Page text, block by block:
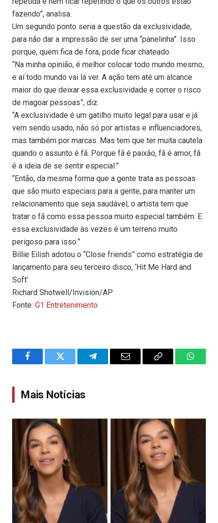
fazendo”, analisa.
Um segundo ponto seria a questão da exclusividade,
para não dar a impressão de ser uma “panelinha”. Isso
porque, quem fica de fora, pode ficar chateado.
“Na minha opinião, é melhor colocar todo mundo mesmo,
e aí todo mundo vai lá ver. A ação tem até um alcance
maior do que deixar essa exclusividade e correr o risco
de magoar pessoas”, diz.
“A exclusividade é um gatilho muito legal para usar e já
vem sendo usado, não só por artistas e influenciadores,
mas também por marcas. Mas tem que ter muita cautela
quando o assunto é fã. Porque fã é paixão, fã é amor, fã
é a ideia de se sentir especial.”
“Então, da mesma forma que a gente trata as pessoas
que são muito especiais para a gente, para manter um
relacionamento que seja saudável, o artista tem que
tratar o fã como essa pessoa muito especial também. E
essa exclusividade às vezes é um terreno muito
perigoso para isso.”
Billie Eilish adotou o “Close friends” como estratégia de
lançamento para seu terceiro disco, ‘Hit Me Hard and
Soft’
Richard Shotwell/Invision/AP
Fonte: G1 Entretenimento
FacebookTwitter TelegramEmail
Copy
Mais Notícias